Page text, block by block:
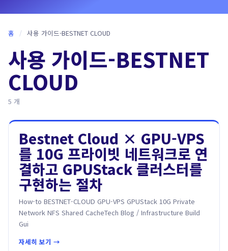
홈 / 사용 가이드-BESTNET CLOUD
사용 가이드-BESTNET
CLOUD
5 개
Bestnet Cloud × GPU-VPS
를 10G 프라이빗 네트워크로 연
결하고 GPUStack 클러스터를
구현하는 절차
How-to BESTNET-CLOUD GPU-VPS GPUStack 10G Private
Network NFS Shared CacheTech Blog / Infrastructure Build
Gui
자세히 보기 →